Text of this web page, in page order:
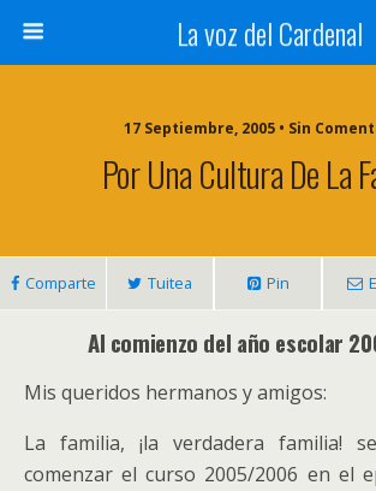
La voz del Cardenal
17 Septiembre, 2005 • Sin
Por Una Cultura De La
Comparte Tuitea Pin
Al comienzo del año escolar
Mis queridos hermanos y amigos:
La familia, ¡la verdadera familia!
comenzar el curso 2005/2006 en el